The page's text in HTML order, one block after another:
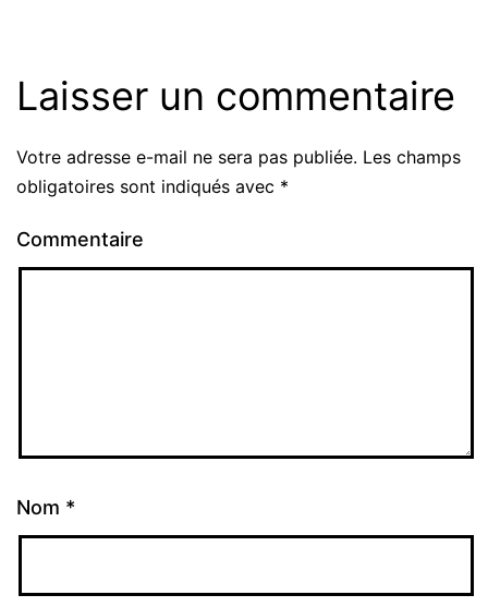
Laisser un commentaire
Votre adresse e-mail ne sera pas publiée. Les champs
obligatoires sont indiqués avec *
Commentaire
Nom *